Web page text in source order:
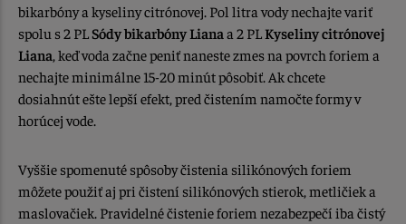
bikarbóny a kyseliny citrónovej. Pol litra vody nechajte variť
spolu s 2 PLSódy bikarbóny Liana a 2 PL Kyseliny citrónovej
Liana, keď voda začne peniť naneste zmes na povrch foriem a
nechajte minimálne 15-20 minút pôsobiť. Ak chcete
dosiahnút ešte lepší efekt, pred čistením namočte formy v
horúcej vode.
Vyššie spomenuté spôsoby čistenia silikónových foriem
môžete použiť aj pri čistení silikónových stierok, metličiek a
maslovačiek. Pravidelné čistenie foriem nezabezpečí iba čistý